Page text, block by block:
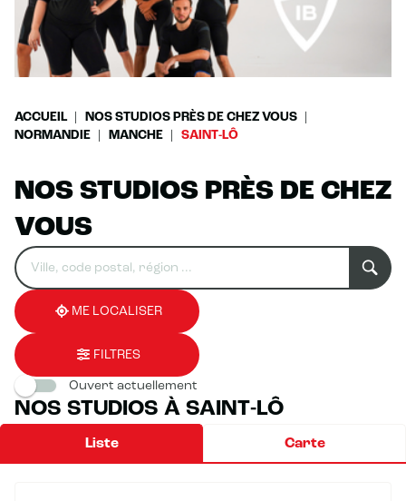
ACCUEIL
NOS STUDIOS PRÈS DE CHEZ VOUS
NORMANDIE
MANCHE SAINT-LÔ
NOS STUDIOS PRÈS DE CHEZ
VOUS
Rechercher
un
établissement
Veuillez
renseigner
une
adresse
0
résultat(s)
trouvé(s)
ME LOCALISER
FILTRES
Ouvert actuellement
NOS STUDIOS À SAINT-LÔ
Liste Carte